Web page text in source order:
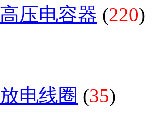
高压电容器 (220)
放电线圈 (35)